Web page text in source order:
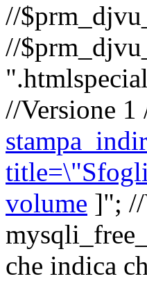
//
//
//Versione
volume ]";
che indica